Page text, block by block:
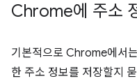
Chrome에 주소
기본적으로 Chrome에서
한 주소 정보를 저장할지